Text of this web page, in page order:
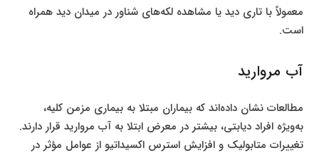
معمولاً با تاری دید یا مشاهده لکه‌های شناور در میدان دید همراه
است.
آب مروارید
مطالعات نشان داده‌اند که بیماران مبتلا به بیماری مزمن کلیه،
به‌ویژه افراد دیابتی، بیشتر در معرض ابتلا به آب مروارید قرار دارند.
تغییرات متابولیک و افزایش استرس اکسیداتیو از عوامل مؤثر در